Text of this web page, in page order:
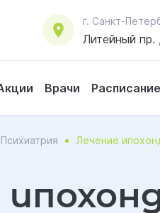
г. Санкт-
Литейный пр.
Врачи Расписание
Психиатрия Лечение